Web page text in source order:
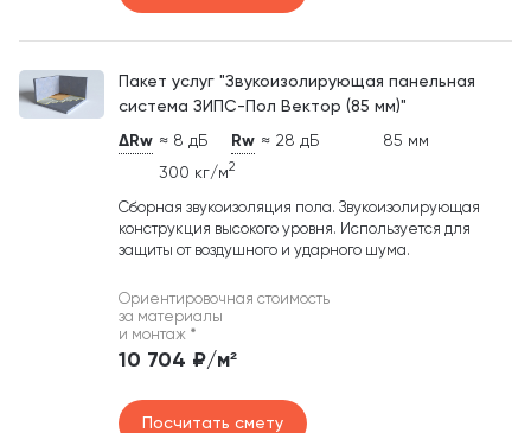
Пакет услуг "Звукоизолирующая панельная
система ЗИПС-Пол Вектор (85 мм)"
ΔRw ≈ 8 дБ Rw ≈ 28 дБ
85 мм
300 кг/м2
Сборная звукоизоляция пола. Звукоизолирующая
конструкция высокого уровня. Используется для
защиты от воздушного и ударного шума.
Ориентировочная стоимость
за материалы
и монтаж *
10 704 ₽/м²
Посчитать смету